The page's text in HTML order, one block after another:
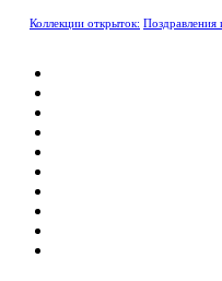
Коллекции открыток: Поздравления